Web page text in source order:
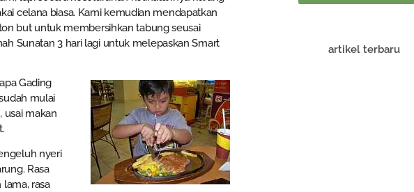
celana biasa. Kami kemudian mendapatkan
but untuk membersihkan tabung seusai
Sunatan 3 hari lagi untuk melepaskan Smart
Gading
mulai
usai makan
nyeri
Rasa
rasa
artikel terbaru